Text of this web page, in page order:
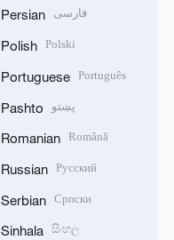
Persian فارسی
Polish Polski
Portuguese Português
Pashto پښتو
Romanian Română
Russian Русский
Serbian Српски
Sinhala සිංහල